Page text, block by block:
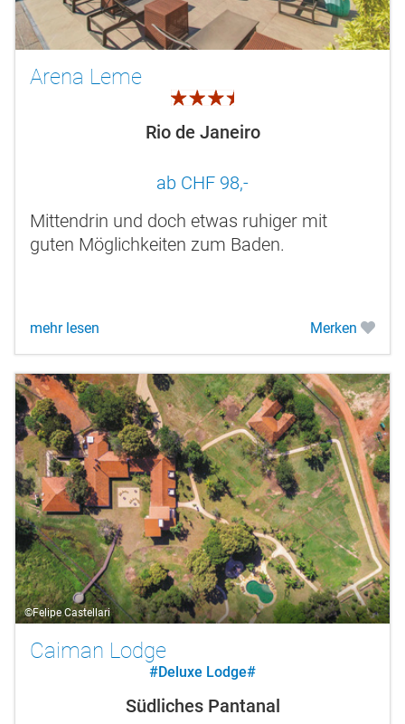
Arena Leme
3.5
Rio de Janeiro
ab CHF 98,-
Mittendrin und doch etwas ruhiger mit
guten Möglichkeiten zum Baden.
mehr lesen Merken
©Felipe Castellari
Caiman Lodge
#Deluxe Lodge#
Südliches Pantanal